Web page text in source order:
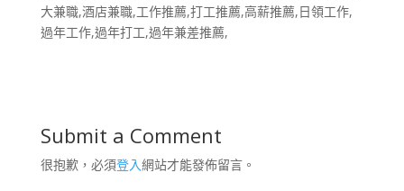
大兼職,酒店兼職,工作推薦,打工推薦,高薪推薦,日領工作,
過年工作,過年打工,過年兼差推薦,
Submit a Comment
很抱歉，必須登入網站才能發佈留言。